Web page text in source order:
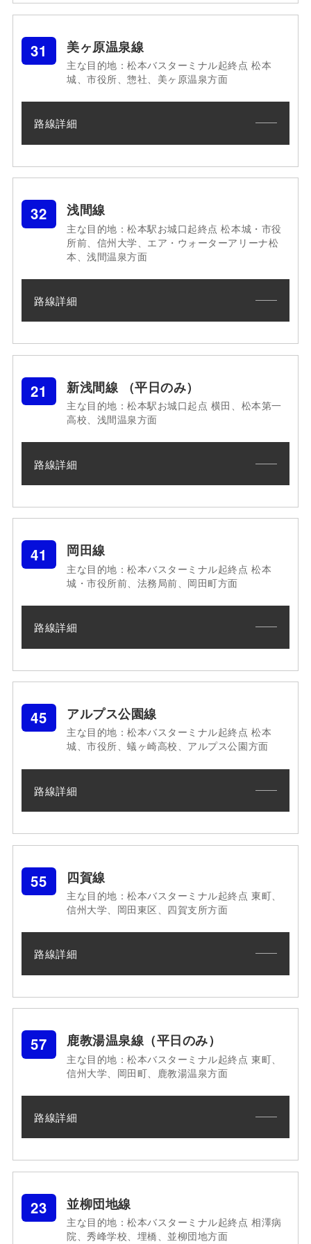
31 美ヶ原温泉線
主な目的地：松本バスターミナル起終点 松本
城、市役所、惣社、美ヶ原温泉方面
路線詳細
32 浅間線
主な目的地：松本駅お城口起終点 松本城・市役
所前、信州大学、エア・ウォーターアリーナ松
本、浅間温泉方面
路線詳細
21 新浅間線 （平日のみ）
主な目的地：松本駅お城口起点 横田、松本第一
高校、浅間温泉方面
路線詳細
41 岡田線
主な目的地：松本バスターミナル起終点 松本
城・市役所前、法務局前、岡田町方面
路線詳細
45 アルプス公園線
主な目的地：松本バスターミナル起終点 松本
城、市役所、蟻ヶ崎高校、アルプス公園方面
路線詳細
55 四賀線
主な目的地：松本バスターミナル起終点 東町、
信州大学、岡田東区、四賀支所方面
路線詳細
57 鹿教湯温泉線（平日のみ）
主な目的地：松本バスターミナル起終点 東町、
信州大学、岡田町、鹿教湯温泉方面
路線詳細
23 並柳団地線
主な目的地：松本バスターミナル起終点 相澤病
院、秀峰学校、埋橋、並柳団地方面